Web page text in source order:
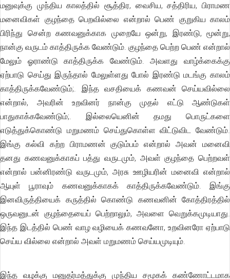
மனுவுக்கு முந்திய காலத்தில் சூத்திர, வைசிய, சத்திரிய, பிராமண
மனைவிகள் குழந்தை பெறவில்லை என்றால் பெண் குறுகிய காலம்
பிரிந்து சென்ற கணவனுக்காக முறையே ஒன்று, இரண்டு, மூன்று,
நான்கு வருடம் காத்திருக்க வேண்டும். குழந்தை பெற்ற பெண் என்றால்
மேலும் ஓராண்டு காத்திருக்க வேண்டும். அவளது வாழ்க்கைக்கு
ஏற்பாடு செய்து இருந்தால் மேலுள்ளது போல் இரண்டு மடங்கு காலம்
காத்திருக்கவேண்டும்;. இந்த வசதியைக் கணவன் செய்யவில்லை
என்றால், அவரின் உறவினர் நான்கு முதல் எட்டு ஆண்டுகள்
பாதுகாக்கவேண்டும்;. இல்லையெனின் தமது பொருட்களை
எடுத்துக்கொண்டு மறுமணம் செய்துகொள்ள விட்டுவிட வேண்டும்.
இங்கு கல்வி கற்ற பிராமணன் குடும்பம் என்றால் அவன் மனைவி
தனது கணவனுக்காகப் பத்து வருடமும், அவள் குழந்தை பெற்றவள்
என்றால் பன்னிரண்டு வருடமும், அரசு ஊழியரின் மனைவி என்றால்
ஆயுள் பூராவும் கணவனுக்காகக் காத்திருக்கவேண்டும். இங்கு
இனவிருத்தியைக் கருத்தில் கொண்டு கணவனின் கோத்திரத்தில்
ஒருவனுடன் குழந்தையைப் பெற்றாலும், அவளை வெறுக்கமுடியாது.
இந்த இடத்தில் பெண் வாழ வழியைக் கணவனோ, உறவினரோ ஏற்பாடு
செய்ய வில்லை என்றால் அவள் மறுமணம் செய்யமுடியும்.
இந்த வழக்கு மனுதர்மத்துக்கு முந்திய சமூகக் கண்ணோட்டமாக